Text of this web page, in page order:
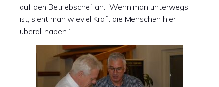
auf den Betriebschef an: „Wenn man unterwegs
ist, sieht man wieviel Kraft die Menschen hier
überall haben.“